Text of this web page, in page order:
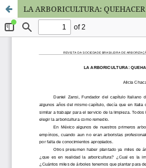
LA ARBORICULTURA: